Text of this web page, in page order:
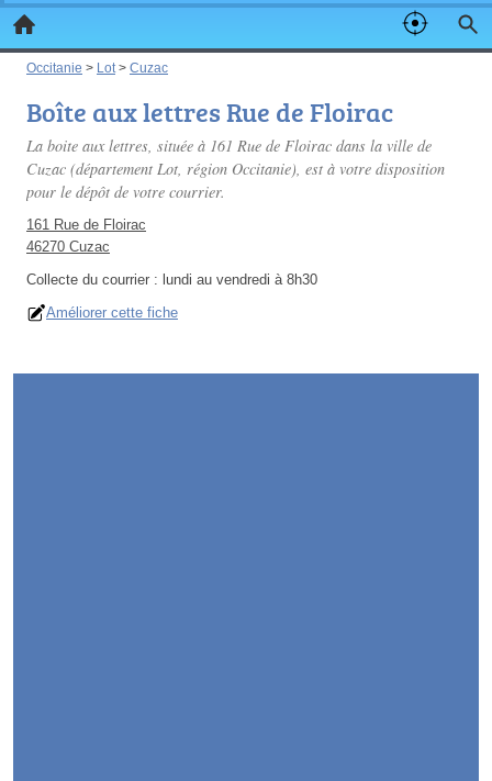
Occitanie > Lot > Cuzac
Boîte aux lettres Rue de Floirac
La boite aux lettres, située à 161 Rue de Floirac dans la ville de
Cuzac (département Lot, région Occitanie), est à votre disposition
pour le dépôt de votre courrier.
161 Rue de Floirac
46270 Cuzac
Collecte du courrier : lundi au vendredi à 8h30
Améliorer cette fiche